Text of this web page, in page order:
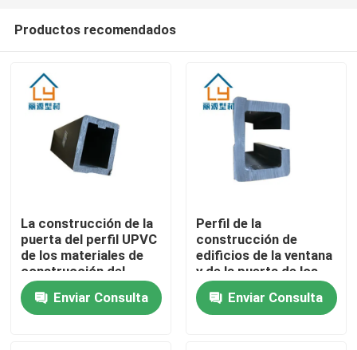
Hogar
Productos
Productos recomendados
La construcción de la
puerta del perfil UPVC
de los materiales de
construcción del
rectángulo UPVC
modificó para
requisitos
Enviar Consulta
Perfil de la
construcción de
edificios de la ventana
y de la puerta de los
materiales de
construcción de 3.5M
M 4.5M M UPVC
Enviar Consulta